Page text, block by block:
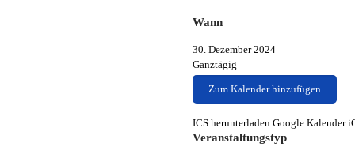
Wann
30. Dezember 2024
Ganztägig
Zum Kalender hinzufügen
ICS herunterladen Google Kalender
Veranstaltungstyp